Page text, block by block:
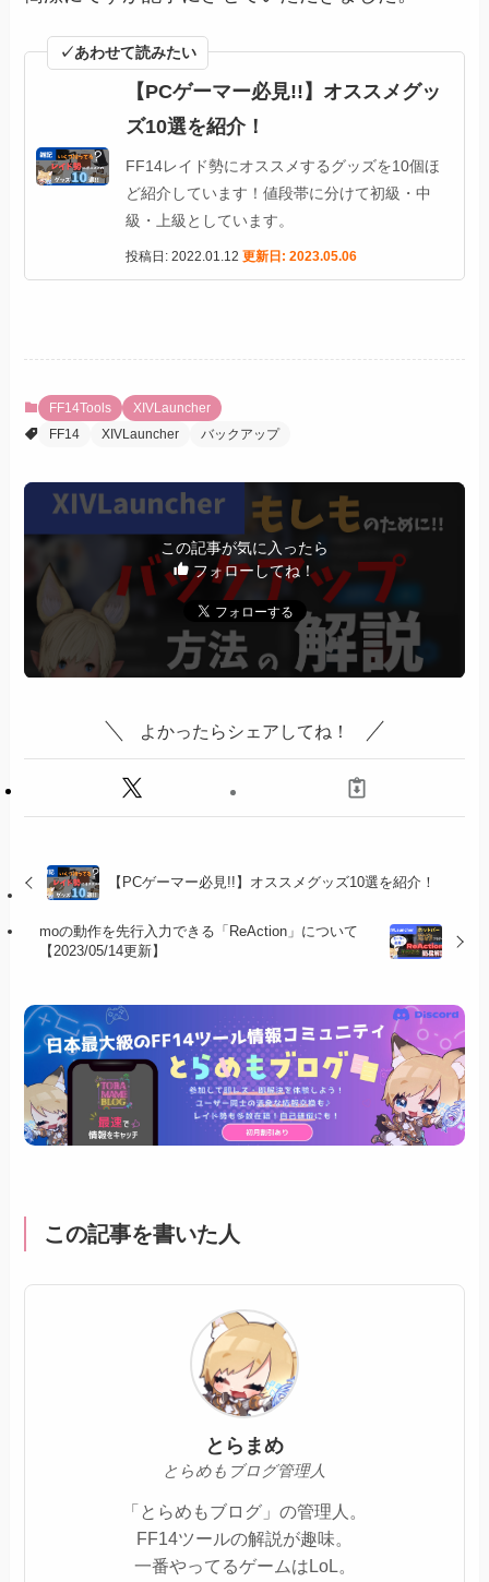
✓あわせて読みたい
【PCゲーマー必見!!】オススメグッ
ズ10選を紹介！
FF14レイド勢にオススメするグッズを10個ほ
ど紹介しています！値段帯に分けて初級・中
級・上級としています。
投稿日: 2022.01.12 更新日: 2023.05.06
FF14Tools
XIVLauncher
FF14
XIVLauncher バックアップ
この記事が気に入ったら
フォローしてね！
よかったらシェアしてね！
【PCゲーマー必見!!】オススメグッズ10選を紹介！
moの動作を先行入力できる「ReAction」について
【2023/05/14更新】
この記事を書いた人
とらまめ
とらめもブログ管理人
「とらめもブログ」の管理人。
FF14ツールの解説が趣味。
一番やってるゲームはLoL。